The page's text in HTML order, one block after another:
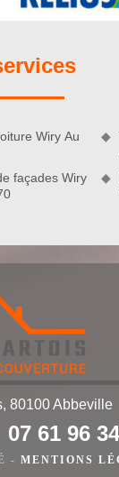
de vos travaux
de
votre projet. Si
projet, nous
Wiry Au
façades Wiry
80100 Abbeville
07 61 96
- MENTIONS